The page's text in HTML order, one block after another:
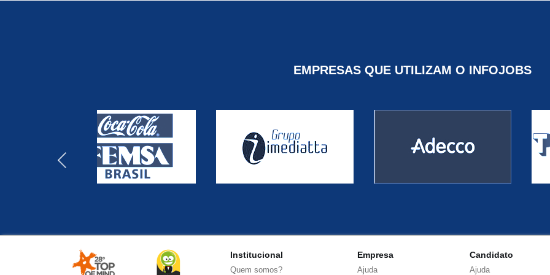
EMPRESAS QUE UTILIZAM O INFOJOBS
Institucional
Quem somos?
Empresa
Ajuda
Candidato
Ajuda